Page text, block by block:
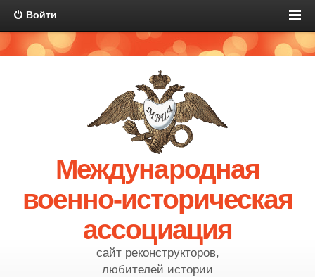
Войти
Международная
военно-историческая
ассоциация
сайт реконструкторов,
любителей истории